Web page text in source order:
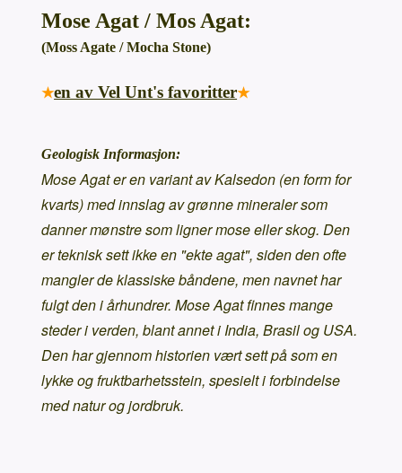
Mose Agat / Mos Agat:
(Moss Agate / Mocha Stone)
★en av Vel Unt's favoritter★
Geologisk Informasjon:
Mose Agat er en variant av Kalsedon (en form for
kvarts) med innslag av grønne mineraler som
danner mønstre som ligner mose eller skog. Den
er teknisk sett ikke en "ekte agat", siden den ofte
mangler de klassiske båndene, men navnet har
fulgt den i århundrer. Mose Agat finnes mange
steder i verden, blant annet i India, Brasil og USA.
Den har gjennom historien vært sett på som en
lykke og fruktbarhetsstein, spesielt i forbindelse
med natur og jordbruk.